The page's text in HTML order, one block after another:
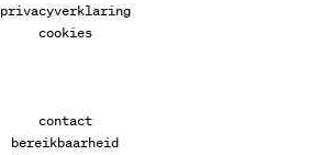
privacyverklaring
cookies
contact
bereikbaarheid